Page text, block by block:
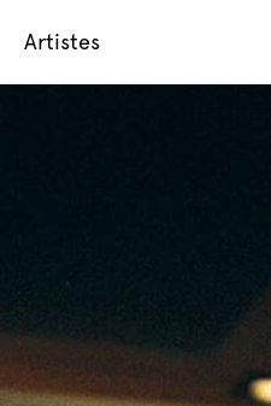
Artistes